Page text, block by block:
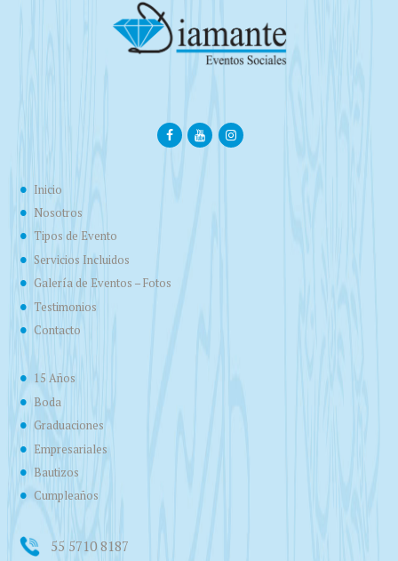
Inicio
Nosotros
Tipos de Evento
Servicios Incluidos
Galería de Eventos – Fotos
Testimonios
Contacto
15 Años
Boda
Graduaciones
Empresariales
Bautizos
Cumpleaños
55 5710 8187